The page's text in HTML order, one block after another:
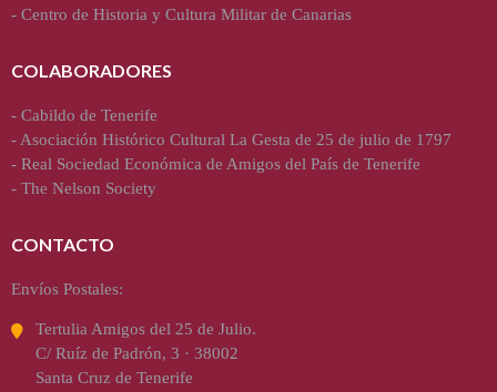
- Centro de Historia y Cultura Militar de Canarias
COLABORADORES
- Cabildo de Tenerife
- Asociación Histórico Cultural La Gesta de 25 de julio de 1797
- Real Sociedad Económica de Amigos del País de Tenerife
- The Nelson Society
CONTACTO
Envíos Postales:
Tertulia Amigos del 25 de Julio.
C/ Ruíz de Padrón, 3 · 38002
Santa Cruz de Tenerife